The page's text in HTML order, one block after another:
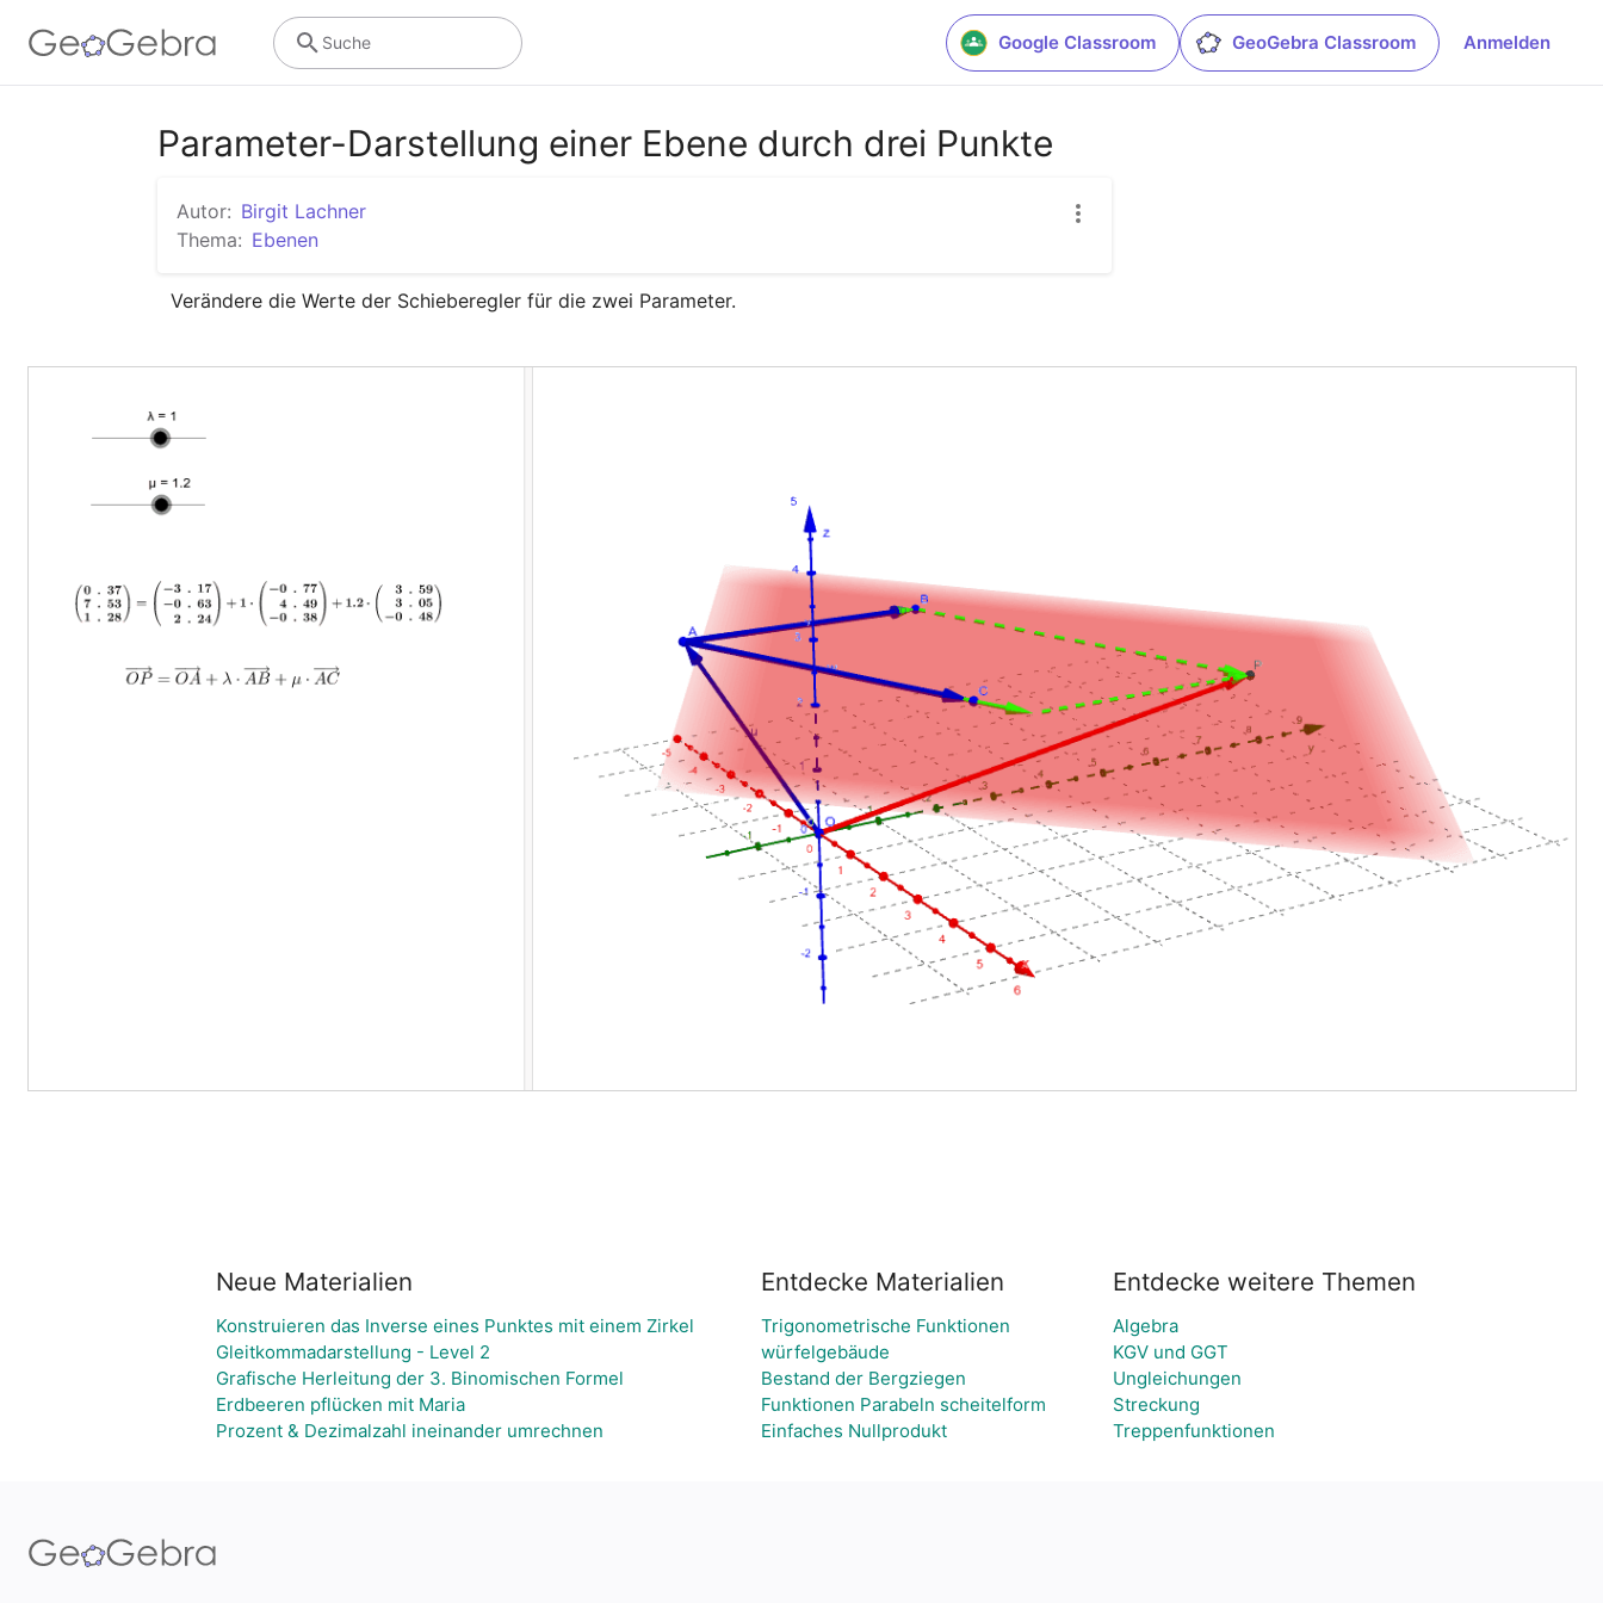
Google Classroom GeoGebra Classroom Anmelden
Suche
Parameter-Darstellung einer Ebene durch drei Punkte
Autor: Birgit Lachner
Thema: Ebenen
Verändere die Werte der Schieberegler für die zwei Parameter.
Neue Materialien
Konstruieren das Inverse eines Punktes mit einem Zirkel
Gleitkommadarstellung - Level 2
Grafische Herleitung der 3. Binomischen Formel
Erdbeeren pflücken mit Maria
Prozent & Dezimalzahl ineinander umrechnen
Entdecke Materialien
Trigonometrische Funktionen
würfelgebäude
Bestand der Bergziegen
Funktionen Parabeln scheitelform
Einfaches Nullprodukt
Entdecke weitere Themen
Algebra
KGV und GGT
Ungleichungen
Streckung
Treppenfunktionen